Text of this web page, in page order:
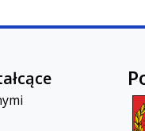
Dwujęzycznymi w